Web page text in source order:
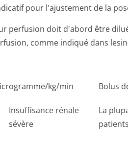
pour l'ajustement de la
perfusion doit d'abord être
comme indiqué dans
kg/min Bolus
Insuffisance rénale
sévère
La
patients